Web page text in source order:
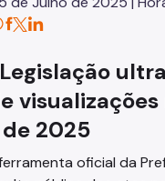
de Administração
Pessoais e Privacidade
visualizações
2025
oficial da